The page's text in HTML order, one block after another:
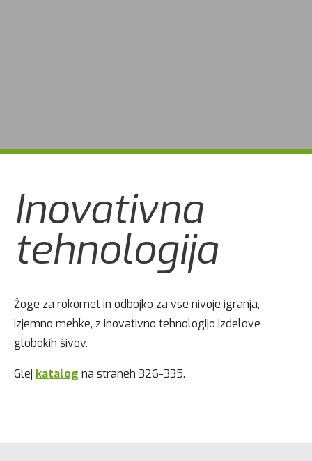
Inovativna
tehnologija
Žoge za rokomet in odbojko za vse nivoje igranja,
izjemno mehke, z inovativno tehnologijo izdelove
globokih šivov.
Glej katalog na straneh 326-335.